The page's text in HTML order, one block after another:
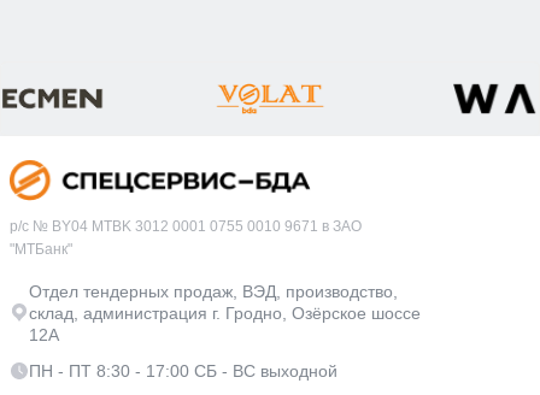
р/с № BY04 MTBK 3012 0001 0755 0010 9671 в ЗАО
"МТБанк"
Отдел тендерных продаж, ВЭД, производство,
склад, администрация г. Гродно, Озёрское шоссе
12А
ПН - ПТ 8:30 - 17:00 СБ - ВС выходной